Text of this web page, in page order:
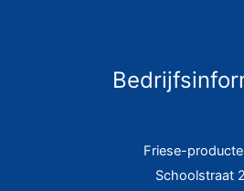
Friese-
Schoolstraat